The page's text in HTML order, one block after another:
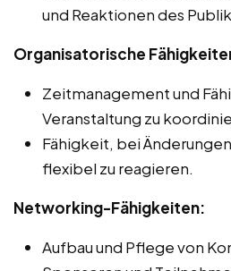
und Reaktionen des
Organisatorische
Zeitmanagement und
Veranstaltung zu
Fähigkeit, bei
flexibel zu reagieren.
Networking-Fähigkeiten:
Aufbau und Pflege von